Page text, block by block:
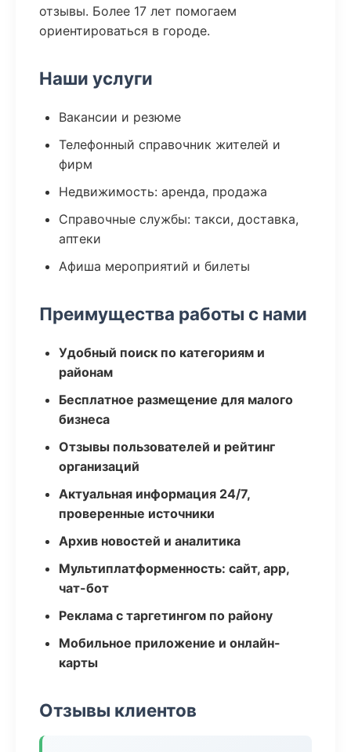
отзывы. Более 17 лет помогаем
ориентироваться в городе.
Наши услуги
Вакансии и резюме
Телефонный справочник жителей и
фирм
Недвижимость: аренда, продажа
Справочные службы: такси, доставка,
аптеки
Афиша мероприятий и билеты
Преимущества работы с нами
Удобный поиск по категориям и
районам
Бесплатное размещение для малого
бизнеса
Отзывы пользователей и рейтинг
организаций
Актуальная информация 24/7,
проверенные источники
Архив новостей и аналитика
Мультиплатформенность: сайт, app,
чат-бот
Реклама с таргетингом по району
Мобильное приложение и онлайн-
карты
Отзывы клиентов